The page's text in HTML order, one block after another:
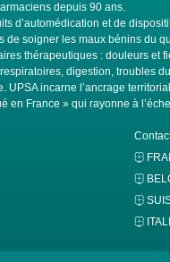
depuis 90 ans.
d’automédication et de
de soigner les maux bénins du
thérapeutiques : douleurs et
digestion, troubles
UPSA incarne l’ancrage
en France » qui rayonne à